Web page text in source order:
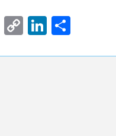
WhatsApp
Copy